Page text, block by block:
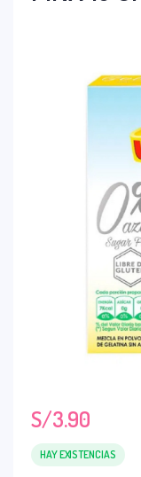
S/3.90
HAY EXISTENCIAS